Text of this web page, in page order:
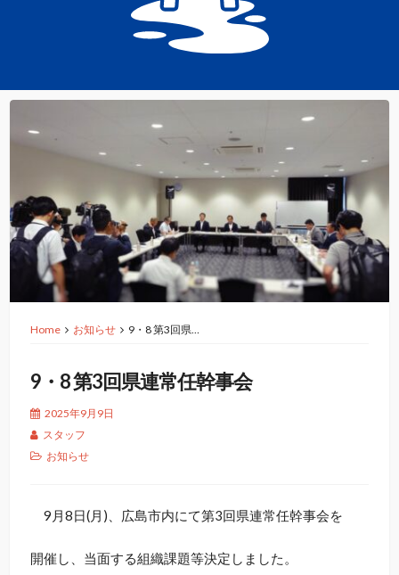
Home お知らせ 9・8 第3回県…
9・8 第3回県連常任幹事会
2025年9月9日
スタッフ
お知らせ
9月8日(月)、広島市内にて第3回県連常任幹事会を
開催し、当面する組織課題等決定しました。